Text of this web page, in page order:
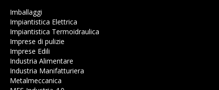
Imballaggi
Impiantistica Elettrica
Impiantistica Termoidraulica
Imprese di pulizie
Imprese Edili
Industria Alimentare
Industria Manifatturiera
Metalmeccanica